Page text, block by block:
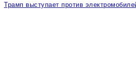
Трамп выступает против